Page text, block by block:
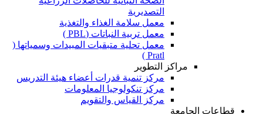
التصديرية
معمل سلامة الغذاء والتغذية
معمل تربية النباتات (PBL )
معمل تحلية متبقيات المبيدات وسمياتها (
Pratl )
مراكز التطوير
مركز تنمية قدرات أعضاء هيئة التدريس
مركز تنكولوجيا المعلومات
مركز القياس والتقويم
قطاعات الجامعة